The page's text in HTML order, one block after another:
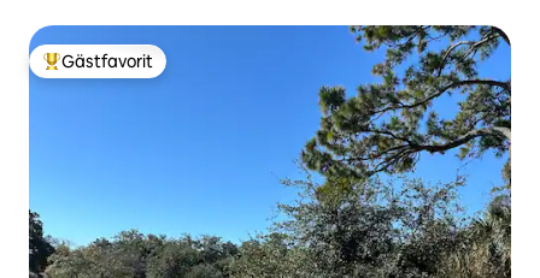
Populär gästfavorit
Gästfavorit